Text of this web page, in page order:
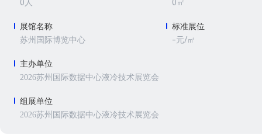
0人 0㎡
展馆名称
苏州国际博览中心
标准展位
-元/㎡
主办单位
2026苏州国际数据中心液冷技术展览会
组展单位
2026苏州国际数据中心液冷技术展览会